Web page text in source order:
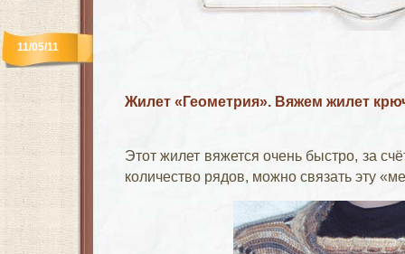
Жилет «Геометрия». Вяжем жилет
11/05/11
Этот жилет вяжется очень быстро, за
количество рядов, можно связать эту